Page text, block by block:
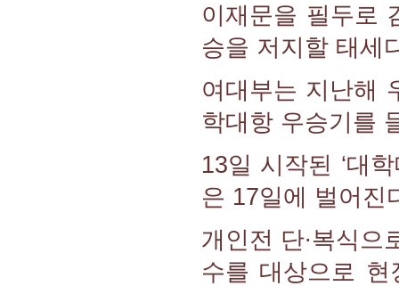
이재문을 필두로
승을 저지할 태세
여대부는 지난해
학대항 우승기를
13일 시작된 ‘대
은 17일에 벌어진
개인전 단∙복식으
수를 대상으로